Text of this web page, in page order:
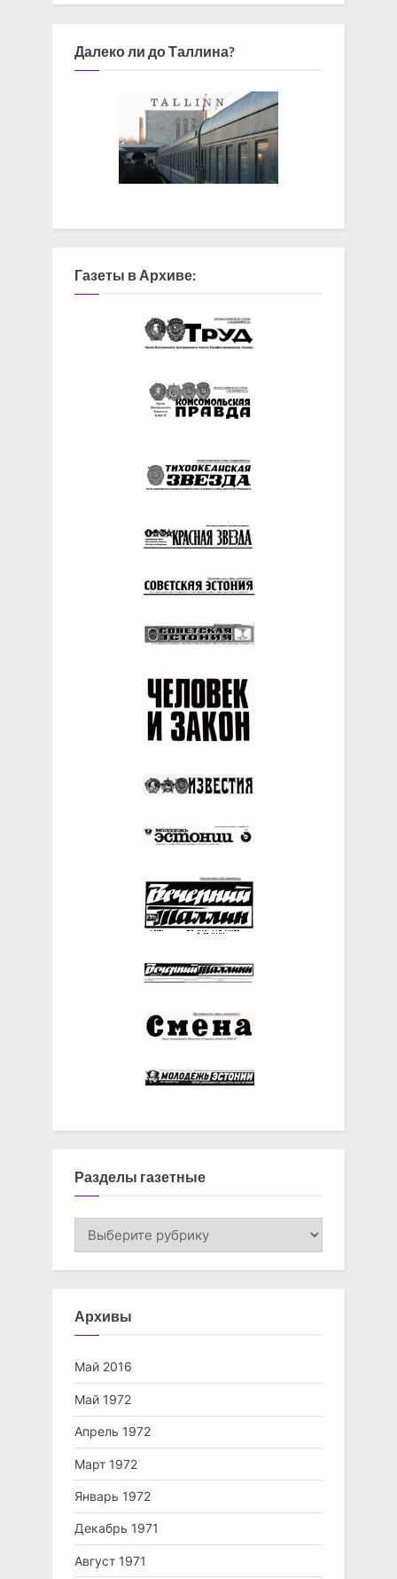
Далеко ли до Таллина?
Газеты в Архиве:
Разделы газетные
Разделы
Архивы
Май 2016
Май 1972
Апрель 1972
Март 1972
Январь 1972
Декабрь 1971
Август 1971